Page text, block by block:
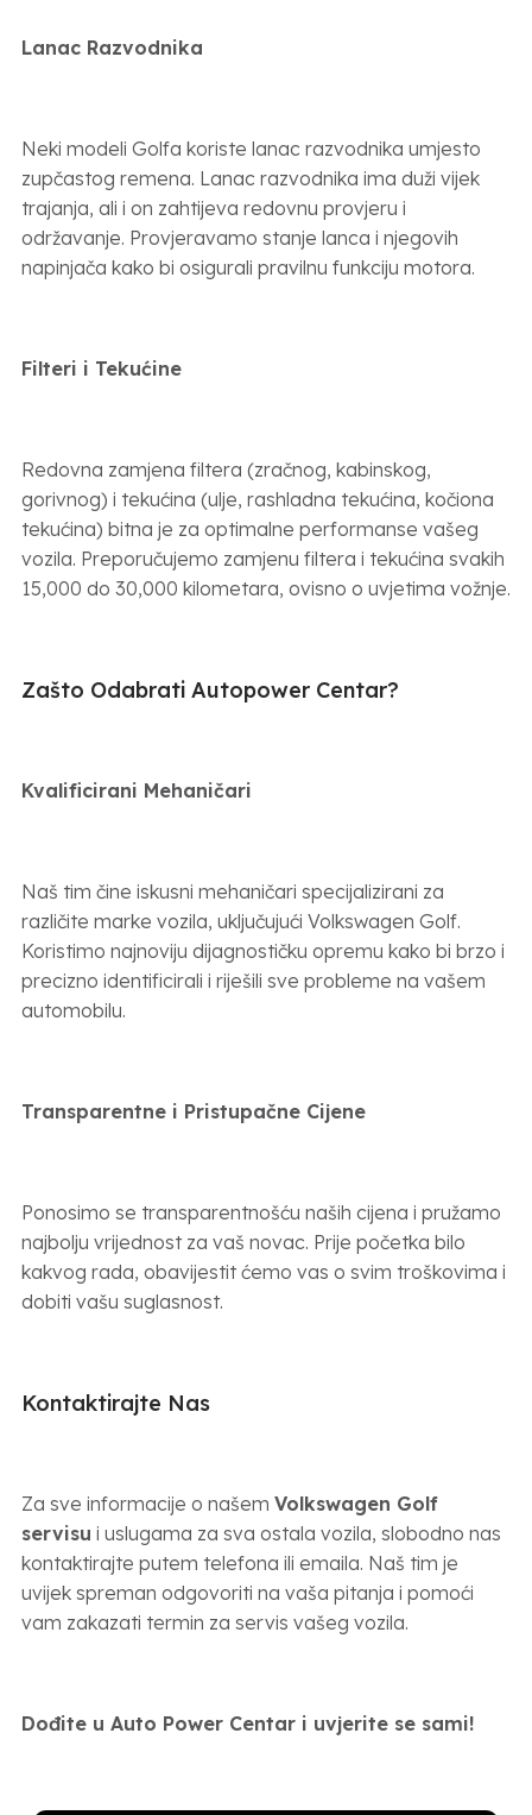
Lanac Razvodnika
Neki modeli Golfa koriste lanac razvodnika umjesto
zupčastog remena. Lanac razvodnika ima duži vijek
trajanja, ali i on zahtijeva redovnu provjeru i
održavanje. Provjeravamo stanje lanca i njegovih
napinjača kako bi osigurali pravilnu funkciju motora.
Filteri i Tekućine
Redovna zamjena filtera (zračnog, kabinskog,
gorivnog) i tekućina (ulje, rashladna tekućina, kočiona
tekućina) bitna je za optimalne performanse vašeg
vozila. Preporučujemo zamjenu filtera i tekućina svakih
15,000 do 30,000 kilometara, ovisno o uvjetima vožnje.
Zašto Odabrati Autopower Centar?
Kvalificirani Mehaničari
Naš tim čine iskusni mehaničari specijalizirani za
različite marke vozila, uključujući Volkswagen Golf.
Koristimo najnoviju dijagnostičku opremu kako bi brzo i
precizno identificirali i riješili sve probleme na vašem
automobilu.
Transparentne i Pristupačne Cijene
Ponosimo se transparentnošću naših cijena i pružamo
najbolju vrijednost za vaš novac. Prije početka bilo
kakvog rada, obavijestit ćemo vas o svim troškovima i
dobiti vašu suglasnost.
Kontaktirajte Nas
Za sve informacije o našem Volkswagen Golf
servisu i uslugama za sva ostala vozila, slobodno nas
kontaktirajte putem telefona ili emaila. Naš tim je
uvijek spreman odgovoriti na vaša pitanja i pomoći
vam zakazati termin za servis vašeg vozila.
Dođite u Auto Power Centar i uvjerite se sami!